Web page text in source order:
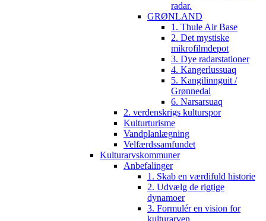
radar.
GRØNLAND
1. Thule Air Base
2. Det mystiske
mikrofilmdepot
3. Dye radarstationer
4. Kangerlussuaq
5. Kangilinnguit /
Grønnedal
6. Narsarsuaq
2. verdenskrigs kulturspor
Kulturturisme
Vandplanlægning
Velfærdssamfundet
Kulturarvskommuner
Anbefalinger
1. Skab en værdifuld historie
2. Udvælg de rigtige
dynamoer
3. Formulér en vision for
kulturarven